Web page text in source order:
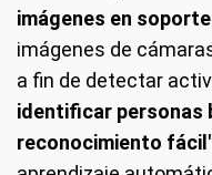
imágenes en
imágenes de
a fin de detectar
identificar personas
reconocimiento